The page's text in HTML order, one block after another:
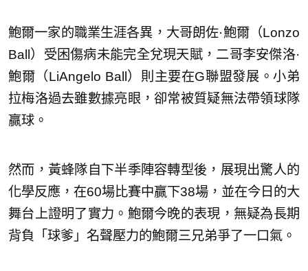
鮑爾一家的職業生涯各異，大哥朗佐·鮑爾（Lonzo
Ball）受困傷病未能完全兌現天賦，二哥李安傑洛·
鮑爾（LiAngelo Ball）則主要在G聯盟發展。小弟
拉梅洛過去雖數據亮眼，卻常被質疑無法帶領球隊
贏球。
然而，黃蜂隊自下半季陣容轉型後，展現出驚人的
化學反應，在60場比賽中贏下38場，並在今日的大
舞台上證明了實力。鮑爾今晚的表現，無疑為長期
背負「球爹」名聲壓力的鮑爾三兄弟爭了一口氣。